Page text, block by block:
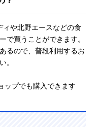
や北野エースなどの食
で買うことができます。
るので、普段利用するお
。
ップでも購入できます